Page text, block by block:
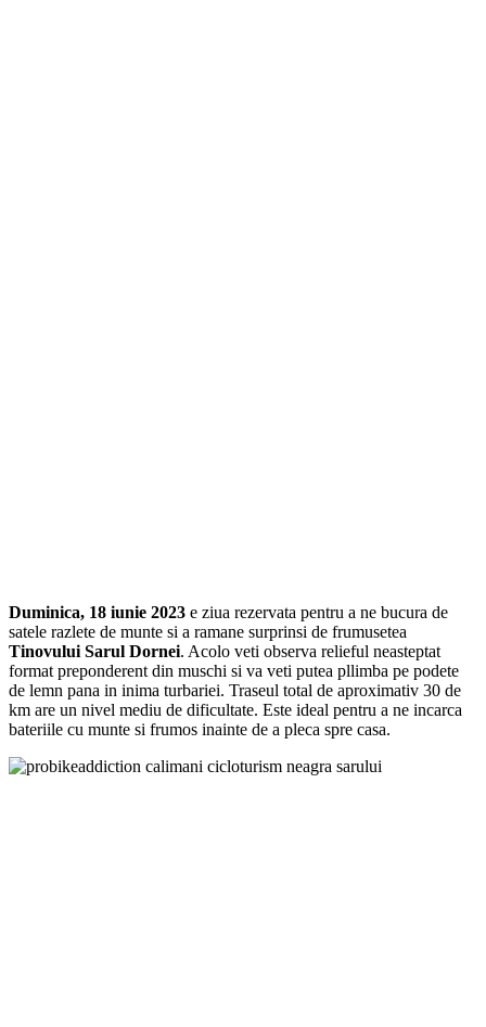
Duminica, 18 iunie 2023 e ziua rezervata pentru a ne bucura de
satele razlete de munte si a ramane surprinsi de frumusetea
Tinovului Sarul Dornei. Acolo veti observa relieful neasteptat
format preponderent din muschi si va veti putea pllimba pe podete
de lemn pana in inima turbariei. Traseul total de aproximativ 30 de
km are un nivel mediu de dificultate. Este ideal pentru a ne incarca
bateriile cu munte si frumos inainte de a pleca spre casa.